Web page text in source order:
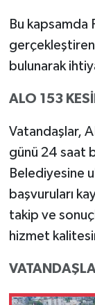
Bu kapsamda
bulunarak
ALO 153
Vatandaşlar,
günü 24 saat
Belediyesine
başvuruları
takip ve
hizmet